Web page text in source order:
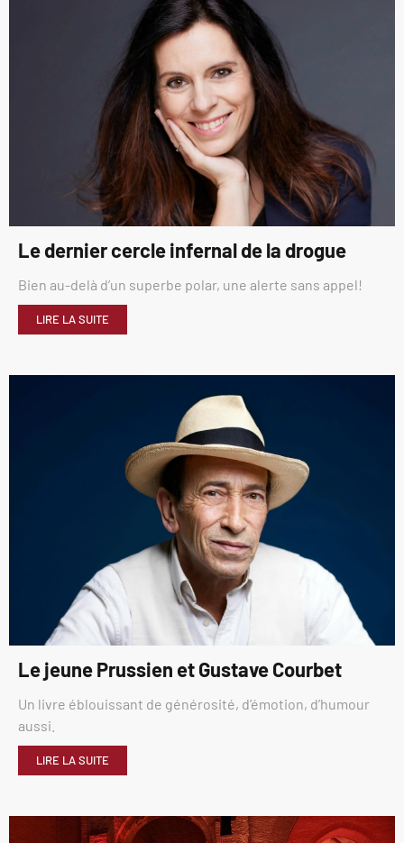
Le dernier cercle infernal de la drogue
Bien au-delà d’un superbe polar, une alerte sans appel!
LIRE LA SUITE
Le jeune Prussien et Gustave Courbet
Un livre éblouissant de générosité, d’émotion, d’humour
aussi.
LIRE LA SUITE